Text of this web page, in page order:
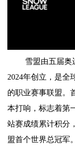
雪盟由五届奥运
2024年创立，是全
的职业赛事联盟。
本打响，标志着第
站赛成绩累计积分
盟首个世界总冠军。